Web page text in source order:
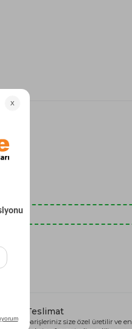
Hızlı Teslimat
Tüm siparişleriniz size özel üretilir ve en